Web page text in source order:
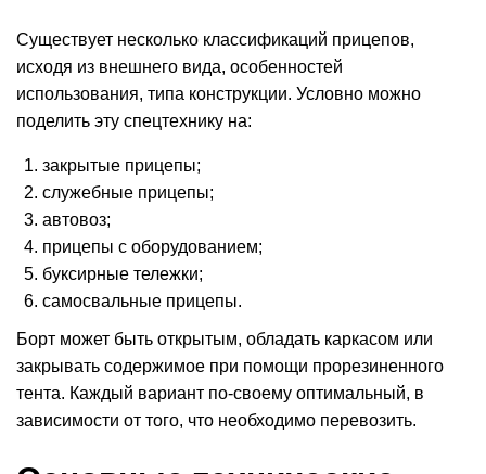
Существует несколько классификаций прицепов,
исходя из внешнего вида, особенностей
использования, типа конструкции. Условно можно
поделить эту спецтехнику на:
закрытые прицепы;
служебные прицепы;
автовоз;
прицепы с оборудованием;
буксирные тележки;
самосвальные прицепы.
Борт может быть открытым, обладать каркасом или
закрывать содержимое при помощи прорезиненного
тента. Каждый вариант по-своему оптимальный, в
зависимости от того, что необходимо перевозить.